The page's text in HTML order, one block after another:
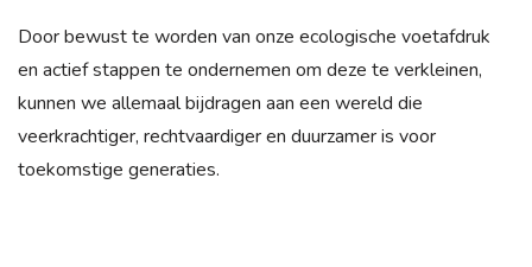
Door bewust te worden van onze ecologische voetafdruk
en actief stappen te ondernemen om deze te verkleinen,
kunnen we allemaal bijdragen aan een wereld die
veerkrachtiger, rechtvaardiger en duurzamer is voor
toekomstige generaties.